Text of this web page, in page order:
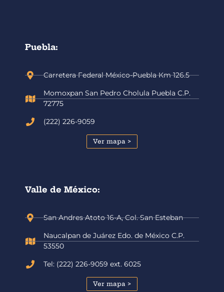
Puebla:
Carretera Federal México-Puebla Km 126.5
Momoxpan San Pedro Cholula Puebla C.P.
72775
(222) 226-9059
Ver mapa >
Valle de México:
San Andres Atoto 16-A, Col. San Esteban
Naucalpan de Juárez Edo. de México C.P.
53550
Tel: (222) 226-9059 ext. 6025
Ver mapa >